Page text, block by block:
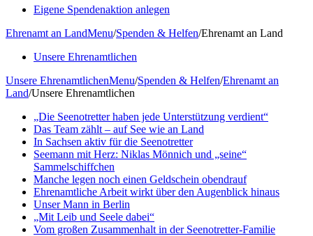
Eigene Spendenaktion anlegen
Ehrenamt an LandMenu/Spenden & Helfen/Ehrenamt an Land
Unsere Ehrenamtlichen
Unsere EhrenamtlichenMenu/Spenden & Helfen/Ehrenamt an
Land/Unsere Ehrenamtlichen
„Die Seenotretter haben jede Unterstützung verdient“
Das Team zählt – auf See wie an Land
In Sachsen aktiv für die Seenotretter
Seemann mit Herz: Niklas Mönnich und „seine“
Sammelschiffchen
Manche legen noch einen Geldschein obendrauf
Ehrenamtliche Arbeit wirkt über den Augenblick hinaus
Unser Mann in Berlin
„Mit Leib und Seele dabei“
Vom großen Zusammenhalt in der Seenotretter-Familie